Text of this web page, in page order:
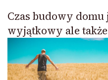
Czas budowy
wyjątkowy ale